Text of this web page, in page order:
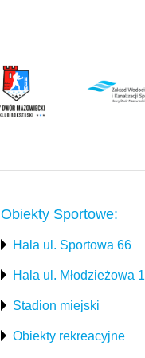
Obiekty Sportowe:
Hala ul. Sportowa 66
Hala ul. Młodzieżowa 1
Stadion miejski
Obiekty rekreacyjne